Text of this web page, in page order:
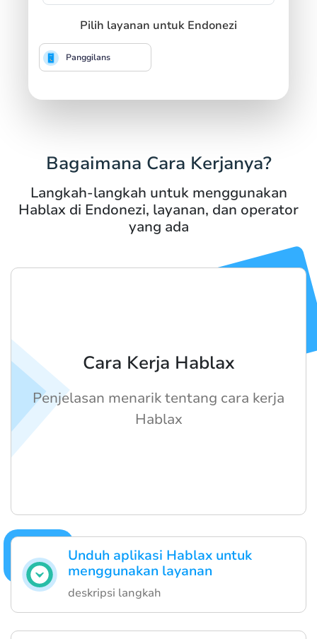
Pilih layanan untuk Endonezi
Panggilans
Bagaimana Cara Kerjanya?
Langkah-langkah untuk menggunakan
Hablax di Endonezi, layanan, dan operator
yang ada
Unduh aplikasi Hablax untuk
menggunakan layanan
deskripsi langkah
Cara Kerja Hablax
Penjelasan menarik tentang cara kerja
Hablax